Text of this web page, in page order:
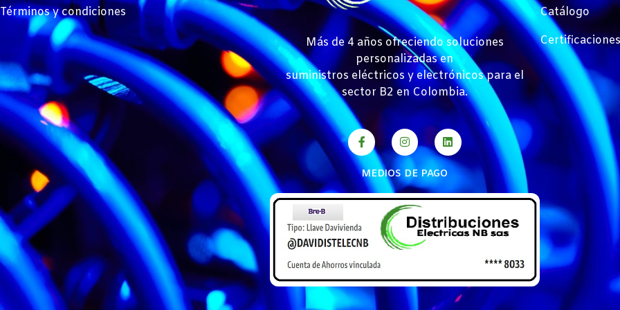
Términos y condiciones
Más de 4 años ofreciendo soluciones
personalizadas en
suministros eléctricos y electrónicos para el
sector B2 en Colombia.
MEDIOS DE PAGO
Catálogo
Certificaciones